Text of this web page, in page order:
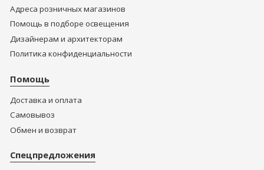
Адреса розничных магазинов
Помощь в подборе освещения
Дизайнерам и архитекторам
Политика конфиденциальности
Помощь
Доставка и оплата
Самовывоз
Обмен и возврат
Спецпредложения